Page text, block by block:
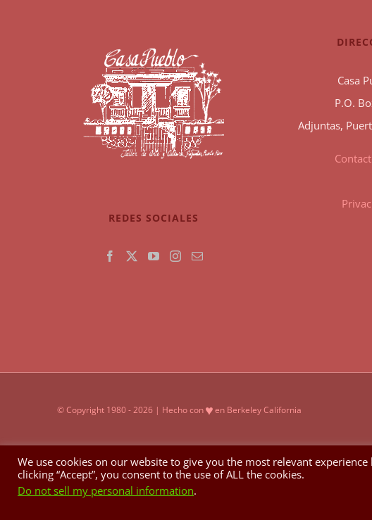
REDES SOCIALES
Casa
P.O.
Adjuntas,
© Copyright 1980 -2026 | Hecho con♥en Berkeley California
We use cookies on our website to give you the most relevant
clicking “Accept”, you consent to the use of ALL the cookies.
Do not sell my personal information.